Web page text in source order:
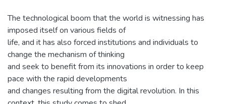
The technological boom that the world is witnessing has
imposed itself on various fields of
life, and it has also forced institutions and individuals to
change the mechanism of thinking
and seek to benefit from its innovations in order to keep
pace with the rapid developments
and changes resulting from the digital revolution. In this